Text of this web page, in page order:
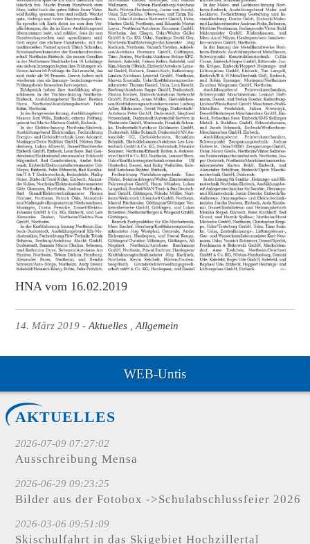
HNA vom 16.02.2019
14. März 2019 Aktuelles Allgemein
WEB-Untis
AKTUELLES
2026-07-09 07:27:02
Ausschreibung Mensa
2026-06-29 09:23:25
Bilder aus der Fotobox ->Schulabschlussfeier 2026
2026-03-06 09:51:09
Skischulfahrt in das Skigebiet Hochzillertal